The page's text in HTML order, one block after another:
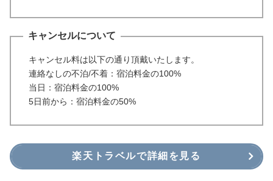
キャンセルについて
キャンセル料は以下の通り頂戴いたします。
連絡なしの不泊/不着：宿泊料金の100%
当日：宿泊料金の100%
5日前から：宿泊料金の50%
楽天トラベルで詳細を見る